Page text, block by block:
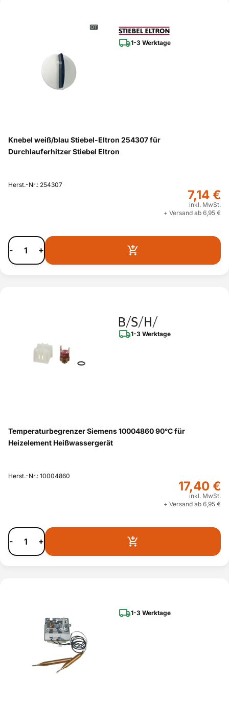
1-3 Werktage
Knebel weiß/blau Stiebel-Eltron 254307 für
Durchlauferhitzer Stiebel Eltron
Herst.-Nr.: 254307
7,14 €
inkl. MwSt.
+ Versand ab 6,95 €
- +
1-3 Werktage
Temperaturbegrenzer Siemens 10004860 90°C für
Heizelement Heißwassergerät
Herst.-Nr.: 10004860
17,40 €
inkl. MwSt.
+ Versand ab 6,95 €
- +
1-3 Werktage